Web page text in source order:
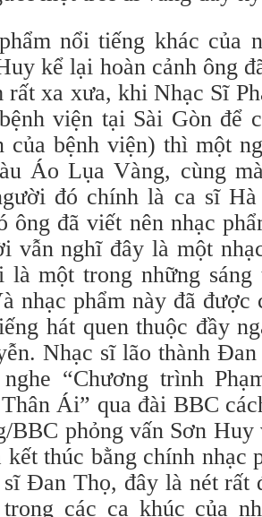
nổi tiếng khác của
kể lại hoàn cảnh ông
rất xa xưa, khi Nhạc Sĩ
viện tại Sài Gòn để
của bệnh viện) thì một
Áo Lụa Vàng, cùng
đó chính là ca sĩ
ông đã viết nên nhạc
vẫn nghĩ đây là một
là một trong những sáng
nhạc phẩm này đã được
hát quen thuộc đầy
Nhạc sĩ lão thành
“Chương trình
Ái” qua đài BBC
BBC phỏng vấn Sơn
thúc bằng chính nhạc
sĩ Đan Thọ, đây là nét rất
các ca khúc của